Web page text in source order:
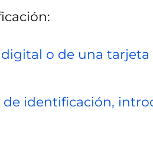
o de una tarjeta
identificación,